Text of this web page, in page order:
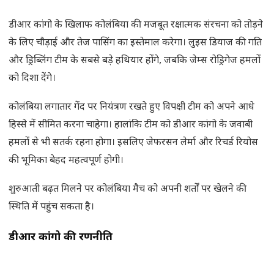
डीआर कांगो के खिलाफ कोलंबिया की मजबूत रक्षात्मक संरचना को तोड़ने
के लिए चौड़ाई और तेज पासिंग का इस्तेमाल करेगा। लुइस डियाज की गति
और ड्रिब्लिंग टीम के सबसे बड़े हथियार होंगे, जबकि जेम्स रोड्रिगेज हमलों
को दिशा देंगे।
कोलंबिया लगातार गेंद पर नियंत्रण रखते हुए विपक्षी टीम को अपने आधे
हिस्से में सीमित करना चाहेगा। हालांकि टीम को डीआर कांगो के जवाबी
हमलों से भी सतर्क रहना होगा। इसलिए जेफरसन लेर्मा और रिचर्ड रियोस
की भूमिका बेहद महत्वपूर्ण होगी।
शुरुआती बढ़त मिलने पर कोलंबिया मैच को अपनी शर्तों पर खेलने की
स्थिति में पहुंच सकता है।
डीआर कांगो की रणनीति